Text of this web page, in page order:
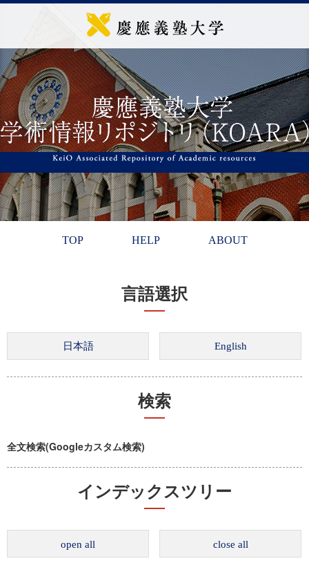
TOP HELP ABOUT
言語選択
検索
全文検索(Googleカスタム検索)
インデックスツリー
open all close all